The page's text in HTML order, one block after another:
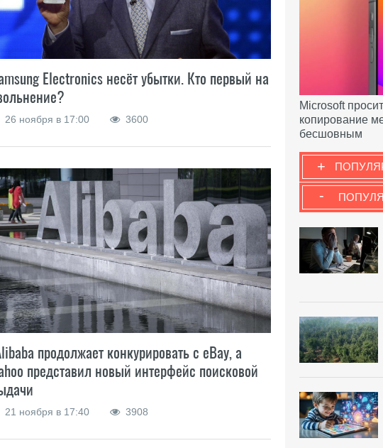
Electronics несёт убытки. Кто первый на
26 ноября в 17:00 3600
продолжает конкурировать с eBay, а
представил новый интерфейс поисковой
21 ноября в 17:40 3908
Microsoft
копирование
бесшовным
+
-